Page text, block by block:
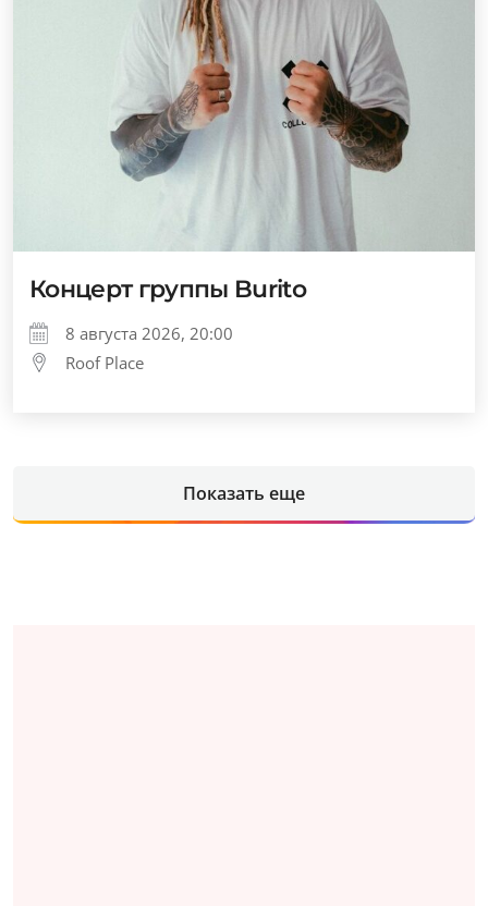
Концерт группы Burito
8 августа 2026, 20:00
Roof Place
Показать еще